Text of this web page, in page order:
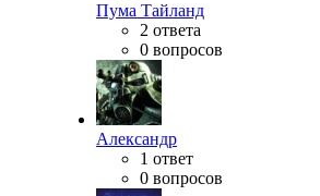
Пума Тайланд
2 ответа
0 вопросов
Александр
1 ответ
0 вопросов